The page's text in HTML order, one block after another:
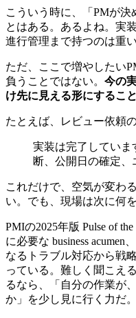
こういう時に、「PMが決
とはある。あるよね。実
進行管理まで持つのは重
ただ、ここで増やしたい
負うことではない。 今の
け先に見える形にすること
たとえば、レビュー依頼
実装は完了していま
断、公開日の確定、
これだけで、空気が変わ
い。でも、現場は次に何
PMIの2025年版 Pulse of
に必要な business
なるトラブル対応から戦
っている。難しく聞こえ
るなら、「自分の作業が
か」を少し見に行く力だ。